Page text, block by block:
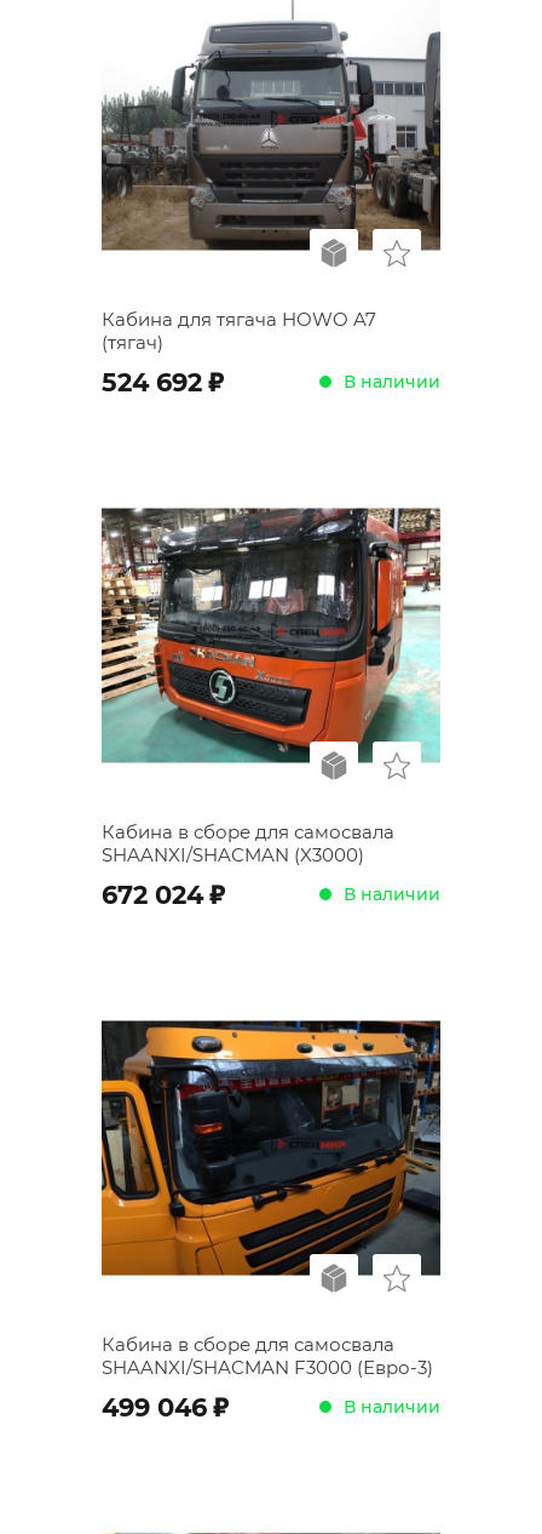
Кабина для тягача HOWO A7
(тягач)
524 692 ; В наличии
Кабина в сборе для самосвала
SHAANXI/SHACMAN (X3000)
672 024; В наличии
Кабина в сборе для самосвала
SHAANXI/SHACMAN F3000 (Евро-3)
499 046 ; В наличии